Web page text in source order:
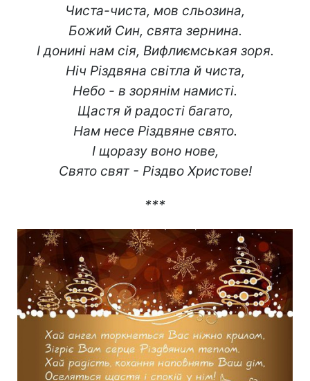
Чиста-чиста, мов сльозина,
Божий Син, свята зернина.
І донині нам сія, Вифлиємськая зоря.
Ніч Різдвяна світла й чиста,
Небо - в зорянім намисті.
Щастя й радості багато,
Нам несе Різдвяне свято.
І щоразу воно нове,
Свято свят - Різдво Христове!
***